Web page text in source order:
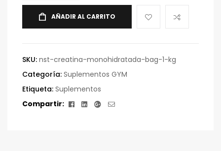
AÑADIR AL CARRITO
SKU: nst-creatina-monohidratada-bag-1-kg
Categoría: Suplementos GYM
Etiqueta: Suplementos
Compartir:
Facebook
LinkedinGoogle+
Correo